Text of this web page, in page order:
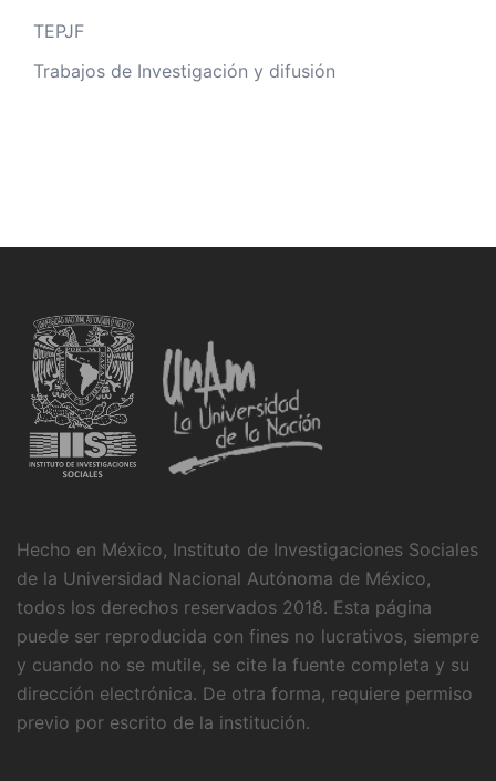
TEPJF
Trabajos de Investigación y difusión
Hecho en México, Instituto de Investigaciones Sociales
de la Universidad Nacional Autónoma de México,
todos los derechos reservados 2018. Esta página
puede ser reproducida con fines no lucrativos, siempre
y cuando no se mutile, se cite la fuente completa y su
dirección electrónica. De otra forma, requiere permiso
previo por escrito de la institución.